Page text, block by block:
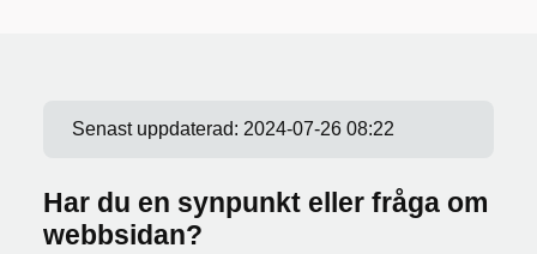
Senast uppdaterad: 2024-07-26 08:22
Har du en synpunkt eller fråga om
webbsidan?